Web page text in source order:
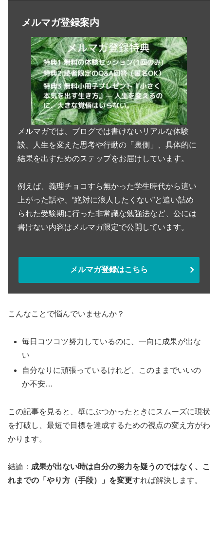
メルマガ登録案内
メルマガでは、ブログでは書けないリアルな体験
談、人生を変えた思考や行動の「裏側」、具体的に
結果を出すためのステップをお届けしています。
例えば、義理チョコすら無かった学生時代から這い
上がった話や、“絶対に浪人したくない”と追い詰め
られた受験期に行った非常識な勉強法など、公には
書けない内容はメルマガ限定で公開しています。
メルマガ登録はこちら
こんなことで悩んでいませんか？
毎日コツコツ努力しているのに、一向に成果が出な
い
自分なりに頑張っているけれど、このままでいいの
か不安…
この記事を見ると、壁にぶつかったときにスムーズに現状
を打破し、最短で目標を達成するための視点の変え方がわ
かります。
結論： 成果が出ない時は自分の努力を疑うのではなく、こ
れまでの「やり方（手段）」を変更すれば解決します。